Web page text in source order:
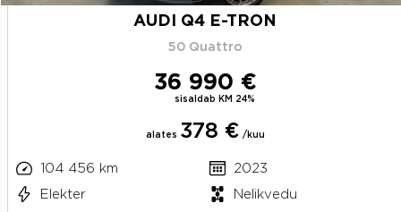
AUDI Q4 E-TRON
50 Quattro
36 990 €
sisaldab KM 24%
alates 378 € /kuu
104 456 km
2023
Elekter
Nelikvedu